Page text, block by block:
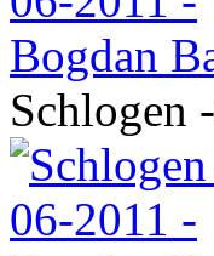
Schlogen